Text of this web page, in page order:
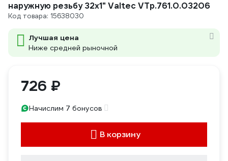
наружную резьбу 32х1" Valtec VTp.761.0.03206
Код товара: 15638030
Лучшая цена
Ниже средней рыночной
726 ₽
Начислим 7 бонусов
В корзину